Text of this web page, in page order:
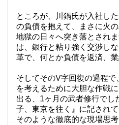
ところが、川鍋氏が入社し
の負債を抱えて、まさに火
地獄の日々へ突き落とされ
は、銀行と粘り強く交渉し
革で、何とか負債を返済、
そしてそのV字回復の過程
を考えるために大胆な作戦
出る、1ヶ月の武者修行でし
子、東京を往く』に記されて
そのような徹底的な現場思